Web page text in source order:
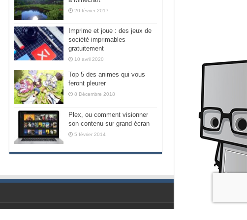
20 février 2017
Imprime et joue : des jeux de
société imprimables
gratuitement
10 avril 2020
Top 5 des animes qui vous
feront pleurer
8 Décembre 2018
Plex, ou comment visionner
son contenu sur grand écran
5 février 2014